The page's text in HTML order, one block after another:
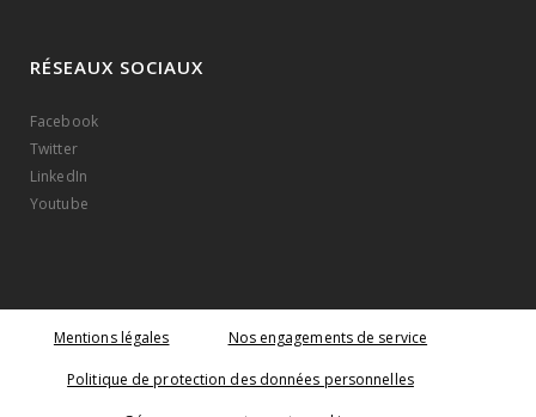
RÉSEAUX SOCIAUX
Facebook
Twitter
LinkedIn
Youtube
Mentions légales Nos engagements de service
Politique de protection des données personnelles